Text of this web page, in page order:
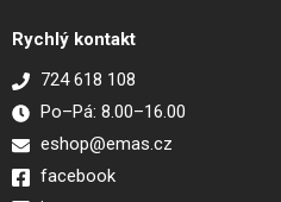
Rychlý kontakt
724 618 108
Po–Pá: 8.00–16.00
eshop@emas.cz
facebook